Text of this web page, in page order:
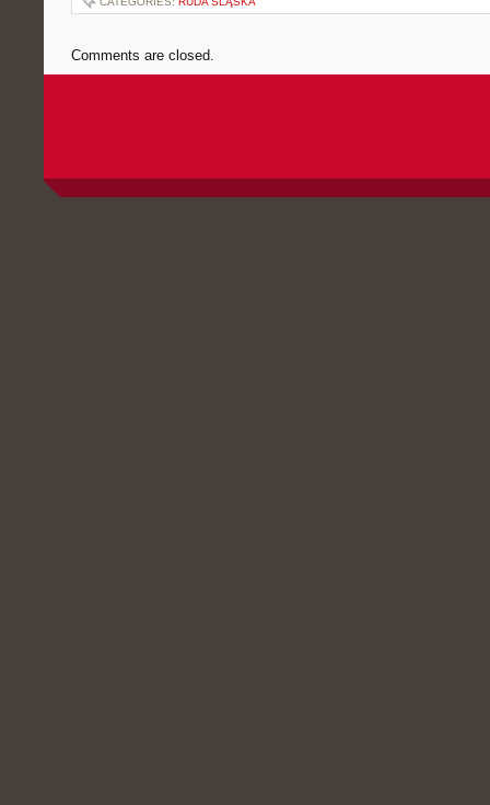
Comments are closed.